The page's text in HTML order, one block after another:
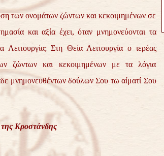
των ονομάτων ζώντων και κεκοιμημένων σε
και αξία έχει, όταν μνημονεύονται τα
Στη Θεία Λειτουργία ο ιερέας
ζώντων και κεκοιμημένων με τα λόγια
μνημονευθέντων δούλων Σου τω αίματί Σου
Κροστάνδης